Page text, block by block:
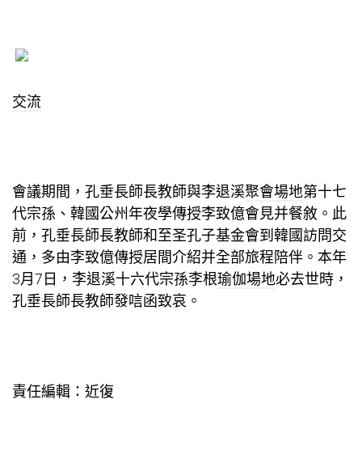
交流
會議期間，孔垂長師長教師與李退溪聚會場地第十七
代宗孫、韓國公州年夜學傳授李致億會見并餐敘。此
前，孔垂長師長教師和至圣孔子基金會到韓國訪問交
通，多由李致億傳授居間介紹并全部旅程陪伴。本年
3月7日，李退溪十六代宗孫李根瑜伽場地必去世時，
孔垂長師長教師發唁函致哀。
責任編輯：近復